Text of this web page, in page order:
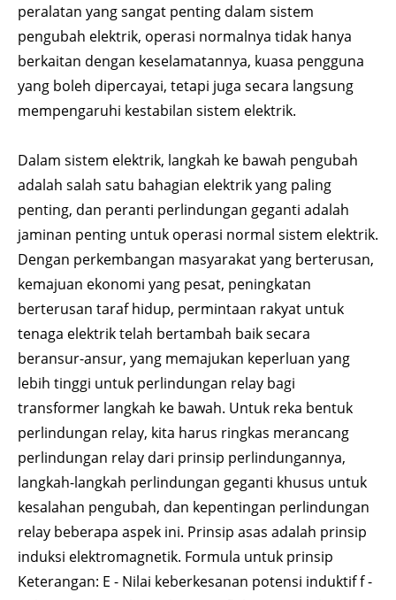
peralatan yang sangat penting dalam sistem
pengubah elektrik, operasi normalnya tidak hanya
berkaitan dengan keselamatannya, kuasa pengguna
yang boleh dipercayai, tetapi juga secara langsung
mempengaruhi kestabilan sistem elektrik.
Dalam sistem elektrik, langkah ke bawah pengubah
adalah salah satu bahagian elektrik yang paling
penting, dan peranti perlindungan geganti adalah
jaminan penting untuk operasi normal sistem elektrik.
Dengan perkembangan masyarakat yang berterusan,
kemajuan ekonomi yang pesat, peningkatan
berterusan taraf hidup, permintaan rakyat untuk
tenaga elektrik telah bertambah baik secara
beransur-ansur, yang memajukan keperluan yang
lebih tinggi untuk perlindungan relay bagi
transformer langkah ke bawah. Untuk reka bentuk
perlindungan relay, kita harus ringkas merancang
perlindungan relay dari prinsip perlindungannya,
langkah-langkah perlindungan geganti khusus untuk
kesalahan pengubah, dan kepentingan perlindungan
relay beberapa aspek ini. Prinsip asas adalah prinsip
induksi elektromagnetik. Formula untuk prinsip
Keterangan: E - Nilai keberkesanan potensi induktif f -